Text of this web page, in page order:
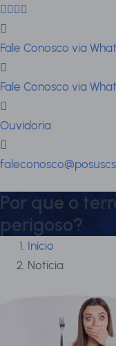
Fale Conosco via
Fale Conosco via
Ouvidoria
Por que o
perigoso?
Início
Notícia